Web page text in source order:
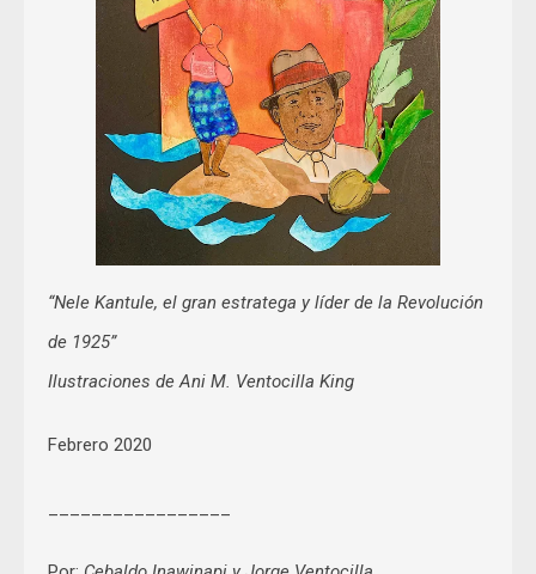
“Nele Kantule, el gran estratega y líder de la Revolución
de 1925”
Ilustraciones de Ani M. Ventocilla King
Febrero 2020